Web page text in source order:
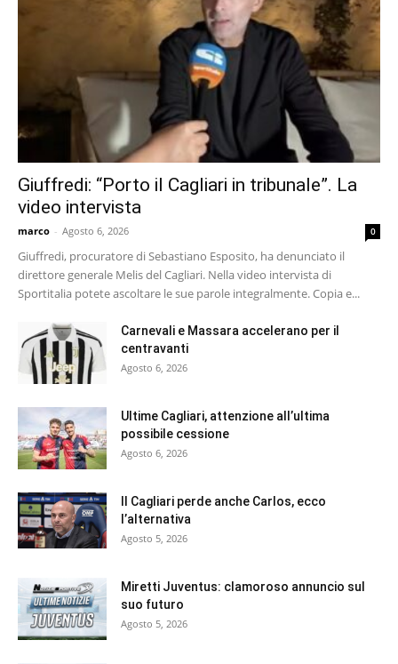
Giuffredi: “Porto il Cagliari in tribunale”. La
video intervista
marco - Agosto 6, 2026 0
Giuffredi, procuratore di Sebastiano Esposito, ha denunciato il
direttore generale Melis del Cagliari. Nella video intervista di
Sportitalia potete ascoltare le sue parole integralmente. Copia e...
Carnevali e Massara accelerano per il
centravanti
Agosto 6, 2026
Ultime Cagliari, attenzione all’ultima
possibile cessione
Agosto 6, 2026
Il Cagliari perde anche Carlos, ecco
l’alternativa
Agosto 5, 2026
Miretti Juventus: clamoroso annuncio sul
suo futuro
Agosto 5, 2026